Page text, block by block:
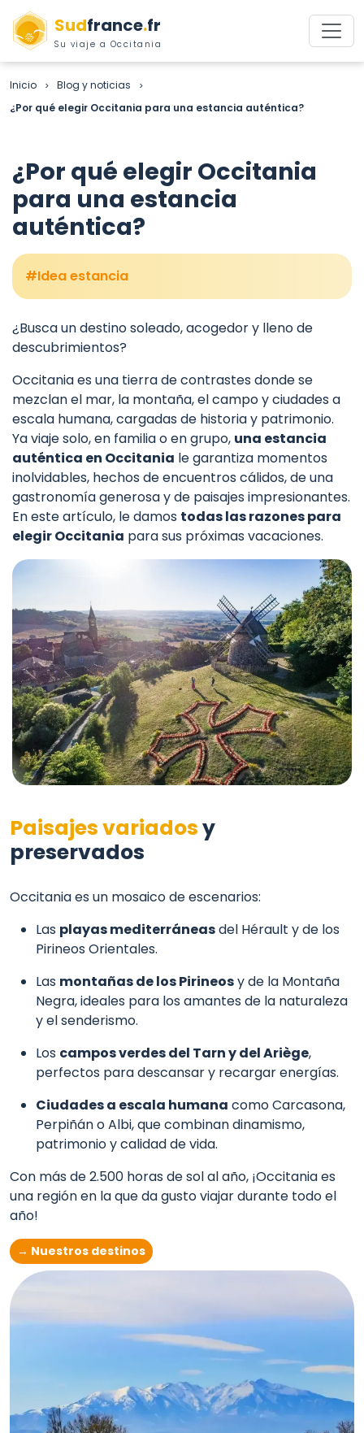
Sudfrance.fr
Su viaje a Occitania
Inicio > Blog y noticias >
¿Por qué elegir Occitania para una estancia auténtica?
¿Por qué elegir Occitania
para una estancia
auténtica?
Idea estancia
¿Busca un destino soleado, acogedor y lleno de
descubrimientos?
Occitania es una tierra de contrastes donde se
mezclan el mar, la montaña, el campo y ciudades a
escala humana, cargadas de historia y patrimonio.
Ya viaje solo, en familia o en grupo, una estancia
auténtica en Occitania le garantiza momentos
inolvidables, hechos de encuentros cálidos, de una
gastronomía generosa y de paisajes impresionantes.
En este artículo, le damos todas las razones para
elegir Occitania para sus próximas vacaciones.
Paisajes variadosy
preservados
Occitania es un mosaico de escenarios:
Las playas mediterráneasdel Hérault y de los
Pirineos Orientales.
Las montañas de los Pirineosy de la Montaña
Negra, ideales para los amantes de la naturaleza
y el senderismo.
Los campos verdes del Tarn y del Ariège,
perfectos para descansar y recargar energías.
Ciudades a escala humana como Carcasona,
Perpiñán o Albi, que combinan dinamismo,
patrimonio y calidad de vida.
Con más de 2.500 horas de sol al año, ¡Occitania es
una región en la que da gusto viajar durante todo el
año!
→ Nuestros destinos